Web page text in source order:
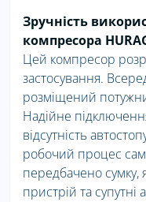
Зручність
компресора
Цей компресор
застосування.
розміщений
Надійне
відсутність
робочий процес
передбачено сумку,
пристрій та супутні